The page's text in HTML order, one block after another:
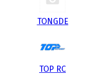
TONGDE
TOP RC